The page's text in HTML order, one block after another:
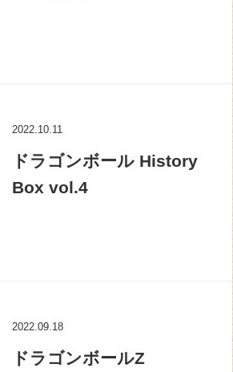
2022.10.11
ドラゴンボール History
Box vol.4
2022.09.18
ドラゴンボールZ